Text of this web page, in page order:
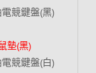
電競鍵盤(黑)
墊(黑)
電競鍵盤(白)